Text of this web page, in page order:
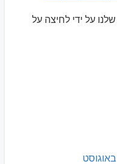
על ידי לחיצה על